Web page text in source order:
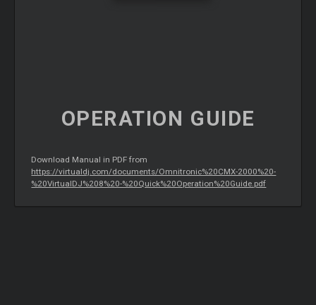
OPERATION GUIDE
Download Manual in PDF from
https://virtualdj.com/documents/Omnitronic%20CMX-2000%20-
%20VirtualDJ%208%20-%20Quick%20Operation%20Guide.pdf